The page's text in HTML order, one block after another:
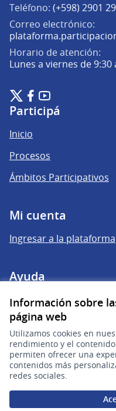
Información sobre
página web
Utilizamos cookies en
rendimiento y el
permiten ofrecer una
contenidos más
redes sociales.
Teléfono: (+598) 2901
Correo electrónico:
Horario de atención:
Lunes a viernes de 9:30
Plataforma de
(Enlace externo)
Plataforma de
(Enlace externo)
Plataforma de
(Enlace externo)
Participá
Inicio
Procesos
Ámbitos Participativos
Mi cuenta
Ingresar a la plataforma
Ayuda
Preguntas frecuentes
Enlaces
Actividad
Encuentros
Descargar ficheros de